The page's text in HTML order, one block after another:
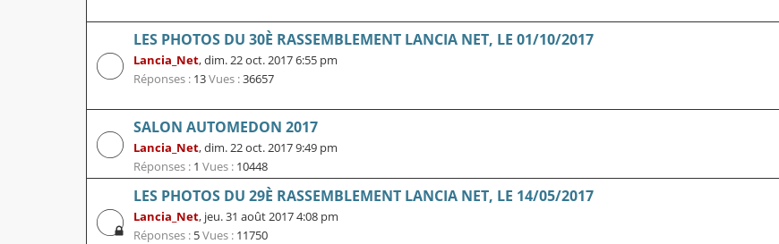
LES PHOTOS DU 30È RASSEMBLEMENT LANCIA NET, LE 01/10/2017
Lancia_Net,dim. 22 oct. 2017 6:55 pm
Réponses : 13Vues :36657
SALON AUTOMEDON 2017
Lancia_Net,dim. 22 oct. 2017 9:49 pm
Réponses : 1 Vues : 10448
LES PHOTOS DU 29È RASSEMBLEMENT LANCIA NET, LE 14/05/2017
Lancia_Net, jeu. 31 août 2017 4:08 pm
Réponses : 5Vues : 11750